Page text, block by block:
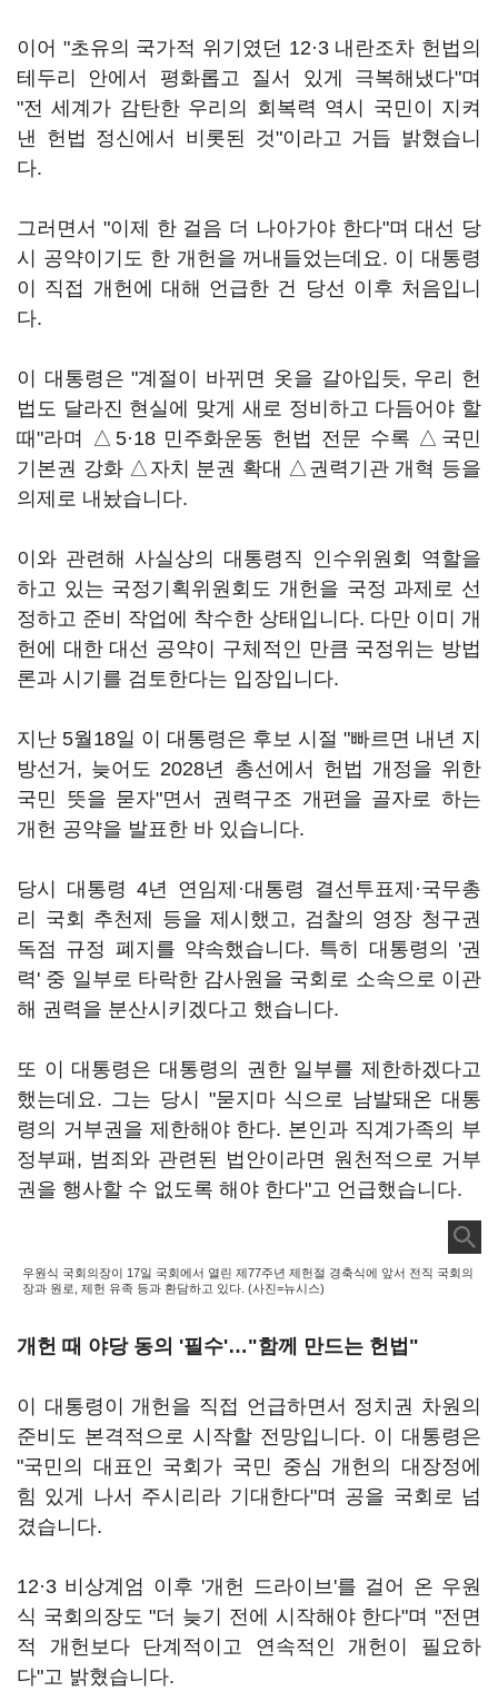
이어 "초유의 국가적 위기였던 12·3 내란조차 헌법의
테두리 안에서 평화롭고 질서 있게 극복해냈다"며
"전 세계가 감탄한 우리의 회복력 역시 국민이 지켜
낸 헌법 정신에서 비롯된 것"이라고 거듭 밝혔습니
다.
그러면서 "이제 한 걸음 더 나아가야 한다"며 대선 당
시 공약이기도 한 개헌을 꺼내들었는데요. 이 대통령
이 직접 개헌에 대해 언급한 건 당선 이후 처음입니
다.
이 대통령은 "계절이 바뀌면 옷을 갈아입듯, 우리 헌
법도 달라진 현실에 맞게 새로 정비하고 다듬어야 할
때"라며 △5·18 민주화운동 헌법 전문 수록 △국민
기본권 강화 △자치 분권 확대 △권력기관 개혁 등을
의제로 내놨습니다.
이와 관련해 사실상의 대통령직 인수위원회 역할을
하고 있는 국정기획위원회도 개헌을 국정 과제로 선
정하고 준비 작업에 착수한 상태입니다. 다만 이미 개
헌에 대한 대선 공약이 구체적인 만큼 국정위는 방법
론과 시기를 검토한다는 입장입니다.
지난 5월18일 이 대통령은 후보 시절 "빠르면 내년 지
방선거, 늦어도 2028년 총선에서 헌법 개정을 위한
국민 뜻을 묻자"면서 권력구조 개편을 골자로 하는
개헌 공약을 발표한 바 있습니다.
당시 대통령 4년 연임제·대통령 결선투표제·국무총
리 국회 추천제 등을 제시했고, 검찰의 영장 청구권
독점 규정 폐지를 약속했습니다. 특히 대통령의 '권
력' 중 일부로 타락한 감사원을 국회로 소속으로 이관
해 권력을 분산시키겠다고 했습니다.
또 이 대통령은 대통령의 권한 일부를 제한하겠다고
했는데요. 그는 당시 "묻지마 식으로 남발돼온 대통
령의 거부권을 제한해야 한다. 본인과 직계가족의 부
정부패, 범죄와 관련된 법안이라면 원천적으로 거부
권을 행사할 수 없도록 해야 한다"고 언급했습니다.
우원식 국회의장이 17일 국회에서 열린 제77주년 제헌절 경축식에 앞서 전직 국회의
장과 원로, 제헌 유족 등과 환담하고 있다. (사진=뉴시스)
개헌 때 야당 동의 '필수'…"함께 만드는 헌법"
이 대통령이 개헌을 직접 언급하면서 정치권 차원의
준비도 본격적으로 시작할 전망입니다. 이 대통령은
"국민의 대표인 국회가 국민 중심 개헌의 대장정에
힘 있게 나서 주시리라 기대한다"며 공을 국회로 넘
겼습니다.
12·3 비상계엄 이후 '개헌 드라이브'를 걸어 온 우원
식 국회의장도 "더 늦기 전에 시작해야 한다"며 "전면
적 개헌보다 단계적이고 연속적인 개헌이 필요하
다"고 밝혔습니다.